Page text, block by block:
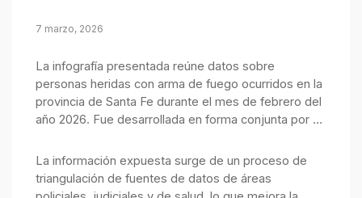
7 marzo, 2026
La infografía presentada reúne datos sobre
personas heridas con arma de fuego ocurridos en la
provincia de Santa Fe durante el mes de febrero del
año 2026. Fue desarrollada en forma conjunta por el
Ministerio Público de la Acusación y el Ministerio de
Justicia y Seguridad.
La información expuesta surge de un proceso de
triangulación de fuentes de datos de áreas